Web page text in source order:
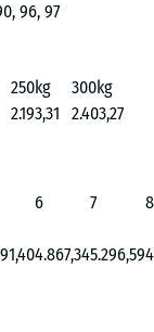
96, 97
250kg
300kg
2.193,31 2.403,27
6 7
8
4.867,345.296,59